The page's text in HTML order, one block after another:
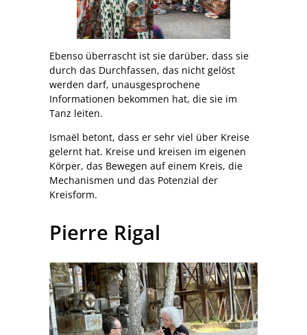
Ebenso überrascht ist sie darüber, dass sie
durch das Durchfassen, das nicht gelöst
werden darf, unausgesprochene
Informationen bekommen hat, die sie im
Tanz leiten.
Ismaël betont, dass er sehr viel über Kreise
gelernt hat. Kreise und kreisen im eigenen
Körper, das Bewegen auf einem Kreis, die
Mechanismen und das Potenzial der
Kreisform.
Pierre Rigal